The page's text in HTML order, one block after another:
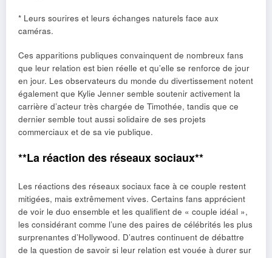
* Leurs sourires et leurs échanges naturels face aux
caméras.
Ces apparitions publiques convainquent de nombreux fans
que leur relation est bien réelle et qu’elle se renforce de jour
en jour. Les observateurs du monde du divertissement notent
également que Kylie Jenner semble soutenir activement la
carrière d’acteur très chargée de Timothée, tandis que ce
dernier semble tout aussi solidaire de ses projets
commerciaux et de sa vie publique.
**La réaction des réseaux sociaux**
Les réactions des réseaux sociaux face à ce couple restent
mitigées, mais extrêmement vives. Certains fans apprécient
de voir le duo ensemble et les qualifient de « couple idéal »,
les considérant comme l’une des paires de célébrités les plus
surprenantes d’Hollywood. D’autres continuent de débattre
de la question de savoir si leur relation est vouée à durer sur